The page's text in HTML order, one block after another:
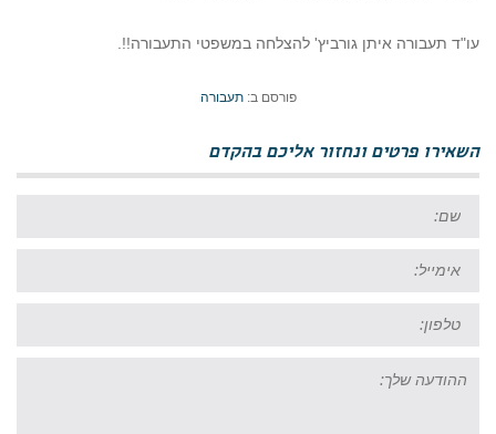
עו"ד תעבורה איתן גורביץ' להצלחה במשפטי התעבורה!!.
פורסם ב:תעבורה
השאירו פרטים ונחזור אליכם בהקדם
שלך: